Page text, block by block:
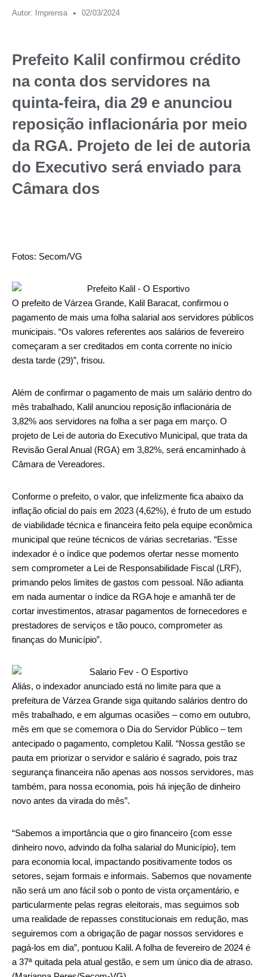
Autor: Imprensa 02/03/2024
Prefeito Kalil confirmou crédito
na conta dos servidores na
quinta-feira, dia 29 e anunciou
reposição inflacionária por meio
da RGA. Projeto de lei de autoria
do Executivo será enviado para
Câmara dos
Fotos: Secom/VG
O prefeito de Várzea Grande, Kalil Baracat, confirmou o
pagamento de mais uma folha salarial aos servidores públicos
municipais. “Os valores referentes aos salários de fevereiro
começaram a ser creditados em conta corrente no início
desta tarde (29)”, frisou.
Além de confirmar o pagamento de mais um salário dentro do
mês trabalhado, Kalil anunciou reposição inflacionária de
3,82% aos servidores na folha a ser paga em março. O
projeto de Lei de autoria do Executivo Municipal, que trata da
Revisão Geral Anual (RGA) em 3,82%, será encaminhado à
Câmara de Vereadores.
Conforme o prefeito, o valor, que infelizmente fica abaixo da
inflação oficial do país em 2023 (4,62%), é fruto de um estudo
de viabilidade técnica e financeira feito pela equipe econômica
municipal que reúne técnicos de várias secretarias. “Esse
indexador é o índice que podemos ofertar nesse momento
sem comprometer a Lei de Responsabilidade Fiscal (LRF),
primando pelos limites de gastos com pessoal. Não adianta
em nada aumentar o índice da RGA hoje e amanhã ter de
cortar investimentos, atrasar pagamentos de fornecedores e
prestadores de serviços e tão pouco, comprometer as
finanças do Município”.
Aliás, o indexador anunciado está no limite para que a
prefeitura de Várzea Grande siga quitando salários dentro do
mês trabalhado, e em algumas ocasiões – como em outubro,
mês em que se comemora o Dia do Servidor Público – tem
antecipado o pagamento, completou Kalil. “Nossa gestão se
pauta em priorizar o servidor e salário é sagrado, pois traz
segurança financeira não apenas aos nossos servidores, mas
também, para nossa economia, pois há injeção de dinheiro
novo antes da virada do mês”.
“Sabemos a importância que o giro financeiro {com esse
dinheiro novo, advindo da folha salarial do Município}, tem
para economia local, impactando positivamente todos os
setores, sejam formais e informais. Sabemos que novamente
não será um ano fácil sob o ponto de vista orçamentário, e
particularmente pelas regras eleitorais, mas seguimos sob
uma realidade de repasses constitucionais em redução, mas
seguiremos com a obrigação de pagar nossos servidores e
pagá-los em dia”, pontuou Kalil. A folha de fevereiro de 2024 é
a 37ª quitada pela atual gestão, e sem um único dia de atraso.